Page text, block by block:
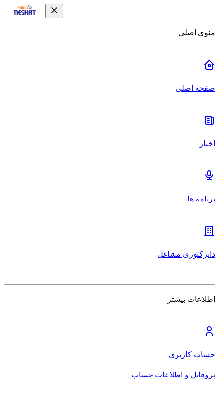
منوی اصلی
صفحه اصلی
اخبار
برنامه ها
دایرکتوری مشاغل
اطلاعات بیشتر
حساب کاربری
پروفایل و اطلاعات حساب